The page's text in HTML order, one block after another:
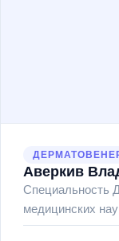
Аверкив
Специальность ДерматовенерологКандидат
медицинских